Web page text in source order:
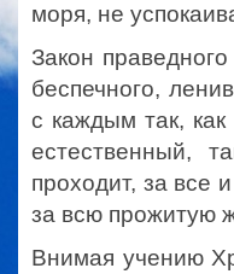
моря, не
Закон
беспечного,
с каждым так,
естественный,
проходит, за все
за всю прожитую
Внимая учению